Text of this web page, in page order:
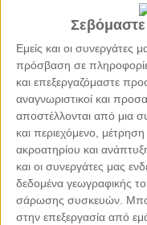
Σεβόμαστε
Εμείς και οι συνεργάτες
πρόσβαση σε
και επεξεργαζόμαστε
αναγνωριστικοί και
αποστέλλονται από μια
και περιεχόμενο,
ακροατηρίου και
και οι συνεργάτες μας
δεδομένα γεωγραφικής
σάρωσης συσκευών.
στην επεξεργασία από